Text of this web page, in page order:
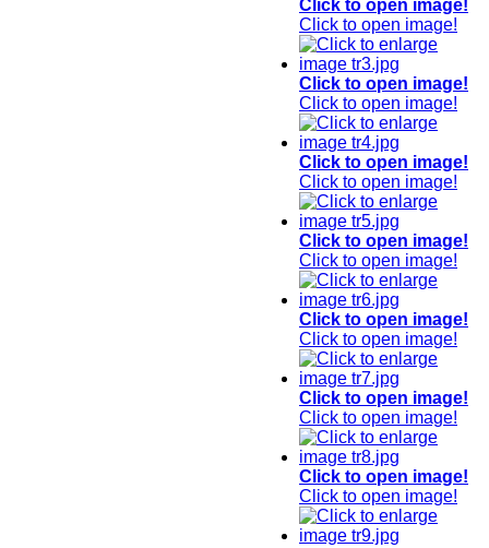
Click to open image!
Click to open image!
Click to open image!
Click to open image!
Click to open image!
Click to open image!
Click to open image!
Click to open image!
Click to open image!
Click to open image!
Click to open image!
Click to open image!
Click to open image!
Click to open image!